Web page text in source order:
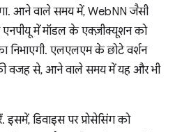
आने वाले समय में, WebNN जैसी
एनपीयू में मॉडल के एक्ज़ीक्यूशन को
निभाएगी. एलएलएम के छोटे वर्शन
वजह से, आने वाले समय में यह और भी
इसमें, डिवाइस पर प्रोसेसिंग को